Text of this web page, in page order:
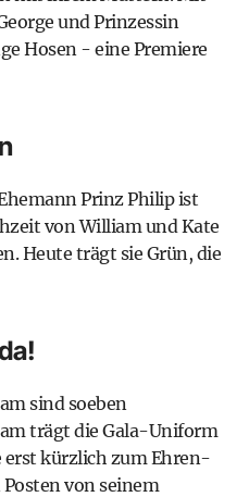
und Prinzessin
Hosen - eine Premiere
Prinz Philip ist
von William und Kate
Heute trägt sie Grün, die
sind soeben
trägt die Gala-Uniform
erst kürzlich zum Ehren-
von seinem